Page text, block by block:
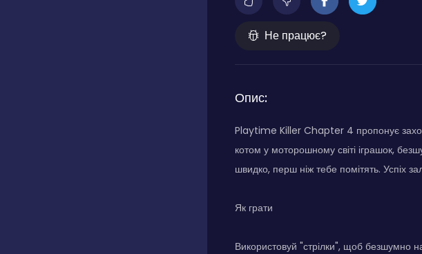
Не працює?
Опис:
Playtime Killer Chapter 4 пропонує
котом у моторошному світі іграшок,
швидко, перш ніж тебе помітять. Успіх
Як грати
Використовуй "стрілки", щоб безшумно